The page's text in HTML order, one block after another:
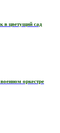
в цветущий сад
оркестре